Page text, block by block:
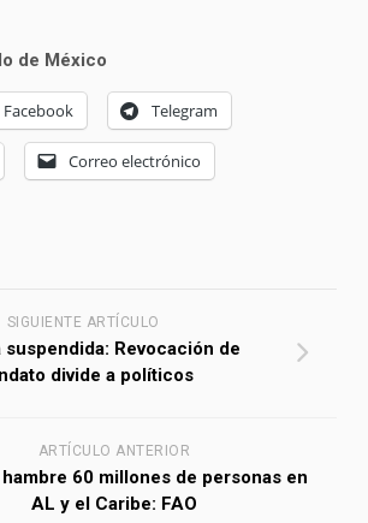
de México
Facebook Telegram
Correo electrónico
SIGUIENTE ARTÍCULO
suspendida: Revocación de
divide a políticos
ARTÍCULO ANTERIOR
60 millones de personas en
AL y el Caribe: FAO